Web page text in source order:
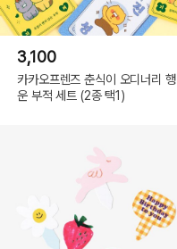
3,100
카카오프렌즈 춘식이 오디너리 행
운 부적 세트 (2종 택1)